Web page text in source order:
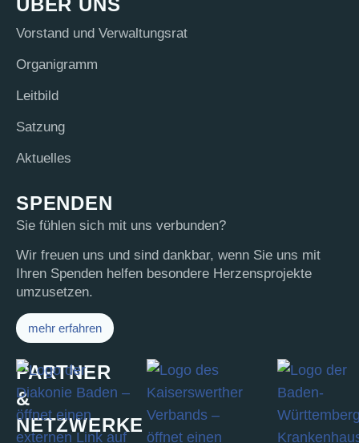
ÜBER UNS
Vor­stand und Verwaltungsrat
Orga­ni­gramm
Leit­bild
Sat­zung
Aktu­el­les
SPENDEN
Sie fühlen sich mit uns verbunden?
Wir freuen uns und sind dankbar, wenn Sie uns mit
Ihren Spenden helfen besondere Herzensprojekte
umzusetzen.
mehr erfahren
PARTNER
&
NETZWERKE